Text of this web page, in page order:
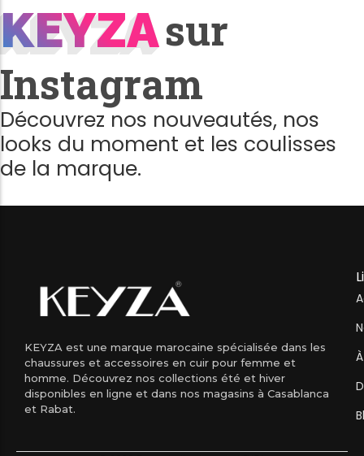
KEYZA
KEYZAsur
Instagram
Découvrez nos nouveautés, nos
looks du moment et les coulisses
de la marque.
KEYZA est une marque marocaine spécialisée dans les
chaussures et accessoires en cuir pour femme et
homme. Découvrez nos collections été et hiver
disponibles en ligne et dans nos magasins à Casablanca
et Rabat.